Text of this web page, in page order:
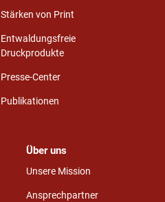
Stärken von Print
Entwaldungsfreie
Druckprodukte
Presse-Center
Publikationen
Über uns
Unsere Mission
Ansprechpartner